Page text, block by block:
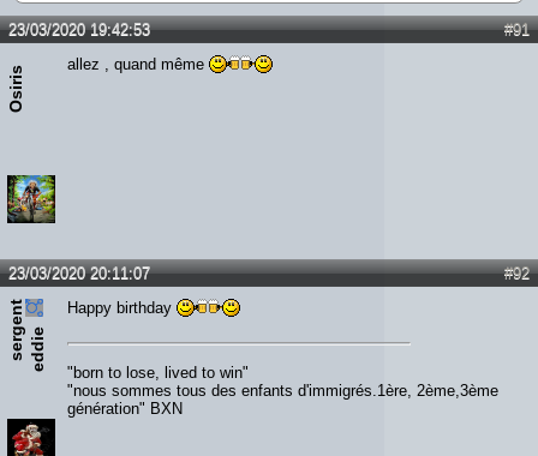
#91
23/03/2020 19:42:53
Osiris
allez , quand même
#92
23/03/2020 20:11:07
s
e
rg
e
n
t
e
d
d
ie
Happy birthday
"born to lose, lived to win"
"nous sommes tous des enfants d'immigrés.1ère, 2ème,3ème
génération" BXN